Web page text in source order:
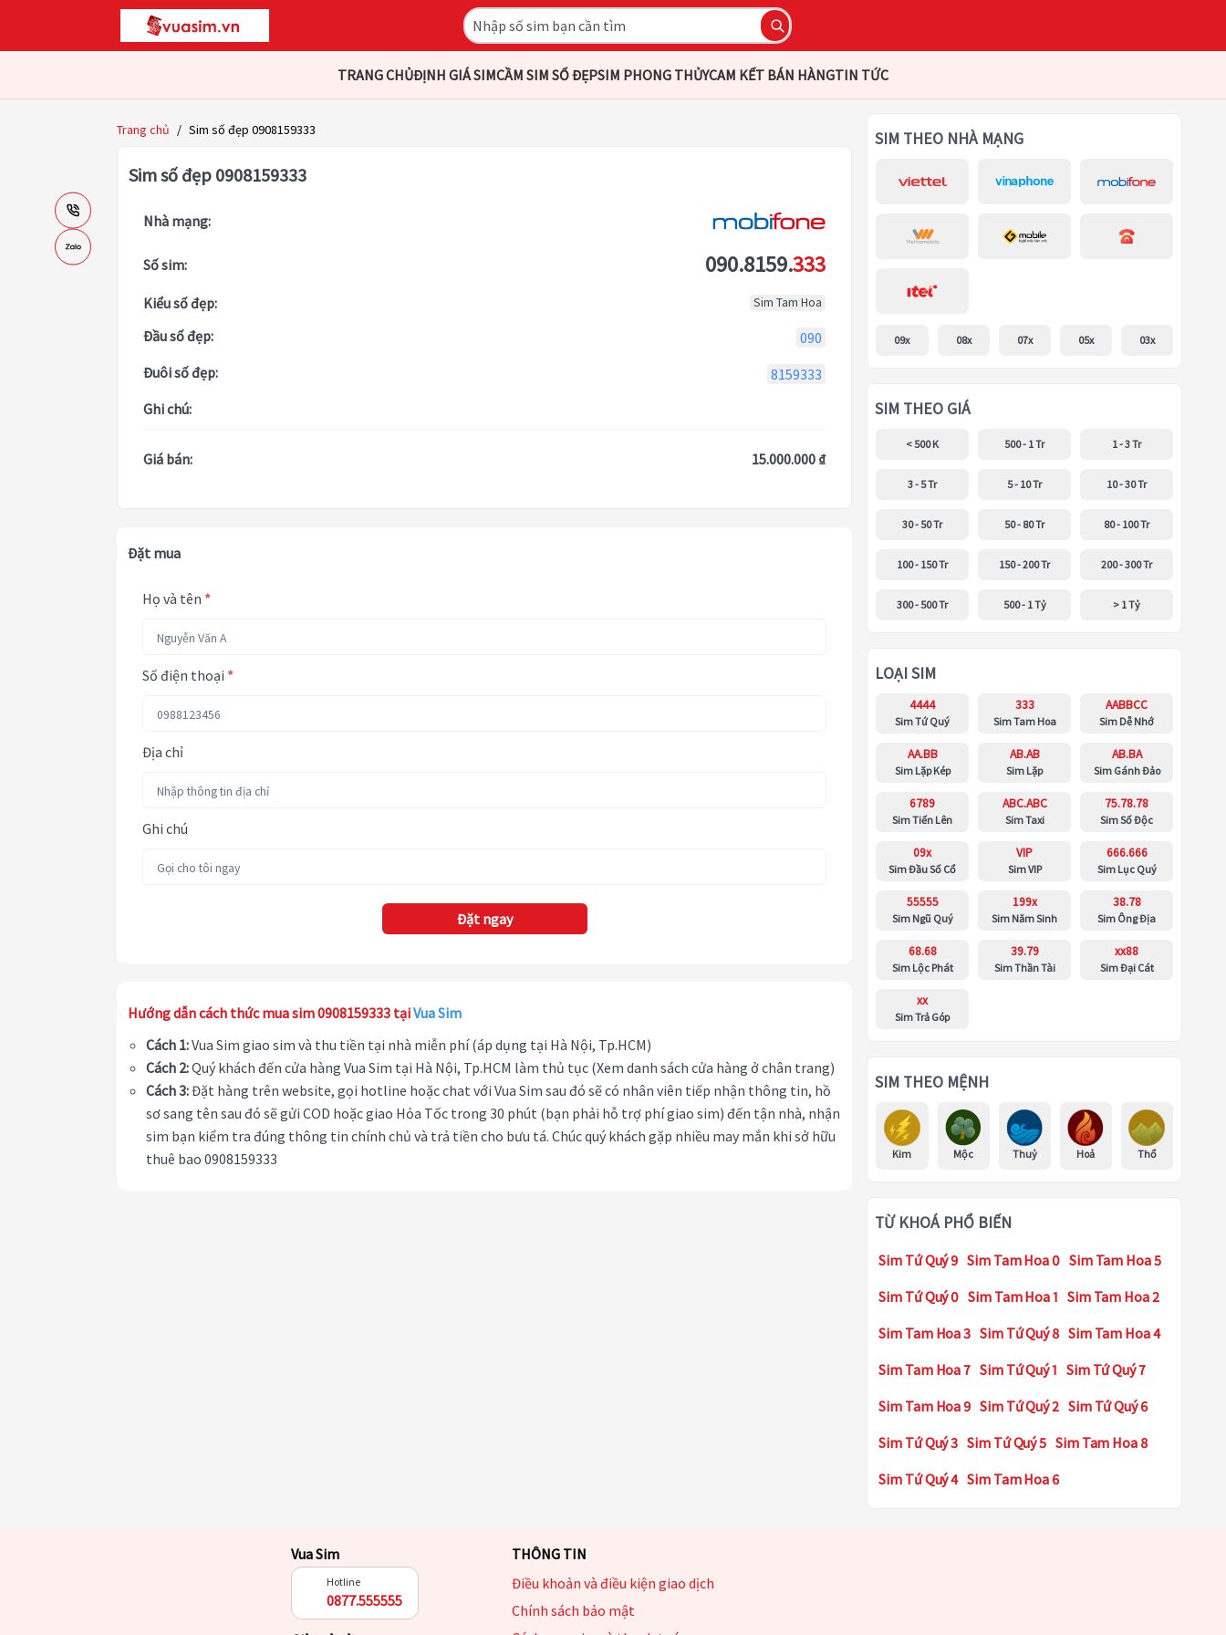
TRANG CHỦĐỊNH GIÁ SIMCẦM SIM SỐ ĐẸPSIM PHONG THỦYCAM KẾT BÁN HÀNGTIN TỨC
Trang chủ / Sim số đẹp 0908159333
Sim số đẹp 0908159333
Nhà mạng:
Số sim: 090.8159.333
Kiểu số đẹp: Sim Tam Hoa
Đầu số đẹp:
090
Đuôi số đẹp:
8159333
Ghi chú:
Giá bán: 15.000.000 ₫
Đặt mua
Họ và tên *
Số điện thoại *
Địa chỉ
Ghi chú
Đặt ngay
Hướng dẫn cách thức mua sim 0908159333 tạiVua Sim
Cách 1:Vua Sim giao sim và thu tiền tại nhà miễn phí (áp dụng tại Hà Nội, Tp.HCM)
Cách 2:Quý khách đến cửa hàng Vua Sim tại Hà Nội, Tp.HCM làm thủ tục (Xem danh sách cửa hàng ở chân trang)
Cách 3:Đặt hàng trên website, gọi hotline hoặc chat với Vua Sim sau đó sẽ có nhân viên tiếp nhận thông tin, hồ
sơ sang tên sau đó sẽ gửi COD hoặc giao Hỏa Tốc trong 30 phút (bạn phải hỗ trợ phí giao sim) đến tận nhà, nhận
sim bạn kiểm tra đúng thông tin chính chủ và trả tiền cho bưu tá. Chúc quý khách gặp nhiều may mắn khi sở hữu
thuê bao 0908159333
SIM THEO NHÀ MẠNG
09x 08x 07x 05x 03x
SIM THEO GIÁ
< 500 K 500 - 1 Tr 1 - 3 Tr
3 - 5 Tr 5 - 10 Tr 10 - 30 Tr
30 - 50 Tr 50 - 80 Tr 80 - 100 Tr
100 - 150 Tr 150 - 200 Tr 200 - 300 Tr
300 - 500 Tr 500 - 1 Tỷ > 1 Tỷ
LOẠI SIM
4444
Sim Tứ Quý
333
Sim Tam Hoa
AABBCC
Sim Dễ Nhớ
AA.BB
Sim Lặp Kép
AB.AB
Sim Lặp
AB.BA
Sim Gánh Đảo
6789
Sim Tiến Lên
ABC.ABC
Sim Taxi
75.78.78
Sim Số Độc
09x
Sim Đầu Số Cổ
VIP
Sim VIP
666.666
Sim Lục Quý
55555
Sim Ngũ Quý
199x
Sim Năm Sinh
38.78
Sim Ông Địa
68.68
Sim Lộc Phát
39.79
Sim Thần Tài
xx88
Sim Đại Cát
xx
Sim Trả Góp
SIM THEO MỆNH
Kim Mộc Thuỷ Hoả Thổ
TỪ KHOÁ PHỔ BIẾN
Sim Tứ Quý 9 Sim Tam Hoa 0 Sim Tam Hoa 5
Sim Tứ Quý 0 Sim Tam Hoa 1 Sim Tam Hoa 2
Sim Tam Hoa 3 Sim Tứ Quý 8 Sim Tam Hoa 4
Sim Tam Hoa 7 Sim Tứ Quý 1 Sim Tứ Quý 7
Sim Tam Hoa 9 Sim Tứ Quý 2 Sim Tứ Quý 6
Sim Tứ Quý 3 Sim Tứ Quý 5 Sim Tam Hoa 8
Sim Tứ Quý 4 Sim Tam Hoa 6
Vua Sim
Hotline
0877.555555
THÔNG TIN
Điều khoản và điều kiện giao dịch
Chính sách bảo mật